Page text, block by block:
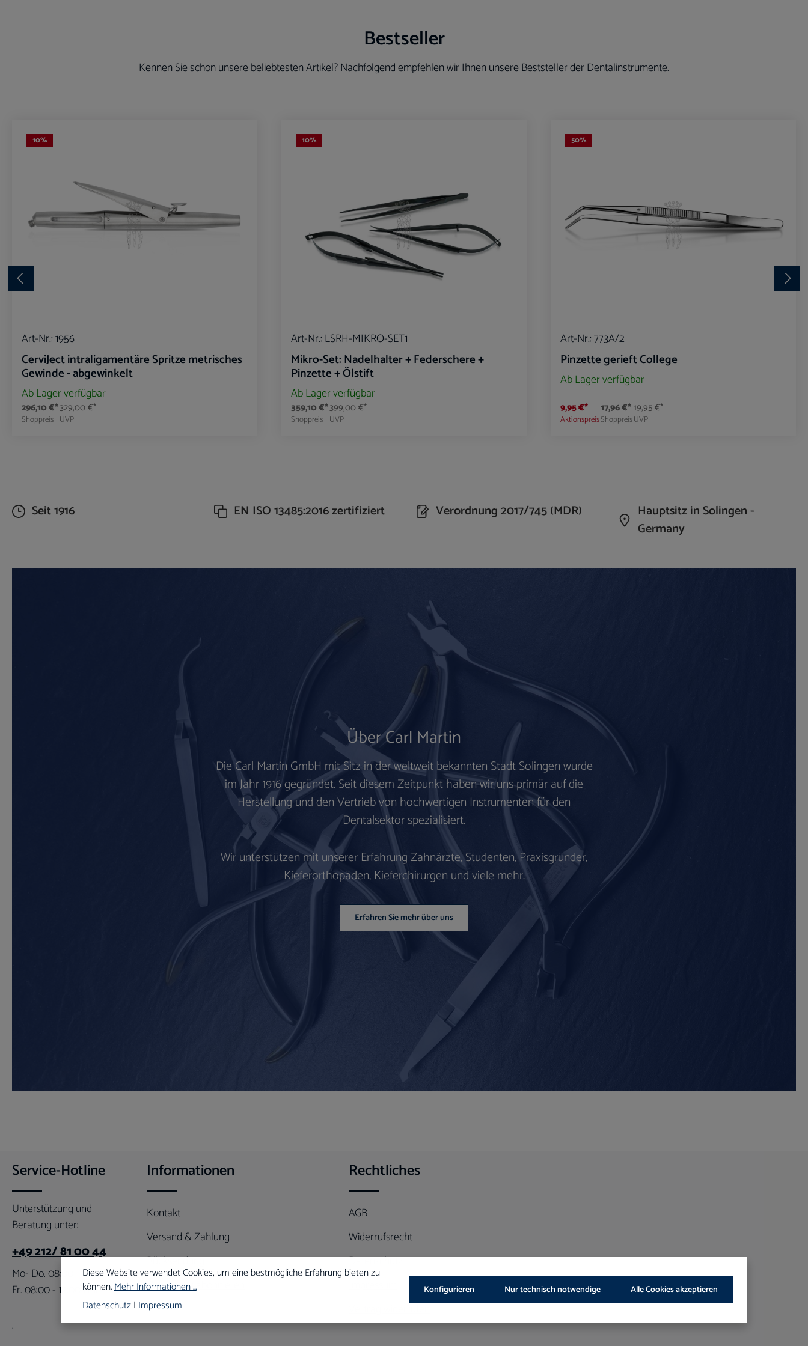
Bestseller
Kennen Sie schon unsere beliebtesten Artikel? Nachfolgend empfehlen wir Ihnen unsere Beststeller der Dentalinstrumente.
10%
Art-Nr.:1956
CerviJect intraligamentäre Spritze metrisches
Gewinde - abgewinkelt
Ab Lager verfügbar
296,10 €*
Shoppreis
329,00 €*
UVP
10%
Art-Nr.: LSRH-MIKRO-SET1
Mikro-Set: Nadelhalter + Federschere +
Pinzette + Ölstift
Ab Lager verfügbar
359,10 €*
Shoppreis
399,00 €*
UVP
50%
Art-Nr.:773A/2
Pinzette gerieft College
Ab Lager verfügbar
9,95 €*
Aktionspreis
17,96 €*
Shoppreis
19,95 €*
UVP
Seit 1916 EN ISO 13485:2016 zertifiziert Verordnung 2017/745 (MDR)
Hauptsitz in Solingen -
Germany
Über Carl Martin
Die Carl Martin GmbH mit Sitz in der weltweit bekannten Stadt Solingen wurde
im Jahr 1916 gegründet.Seit diesem Zeitpunkt haben wir uns primär auf die
Herstellung und den Vertrieb von hochwertigen Instrumenten für den
Dentalsektor spezialisiert.
Wir unterstützen mit unserer Erfahrung Zahnärzte, Studenten, Praxisgründer,
Kieferorthopäden, Kieferchirurgen und viele mehr.
Erfahren Sie mehr über uns
Service-Hotline
Unterstützung und
Beratung unter:
+49 212/ 81 00 44
Mo- Do. 08:00 - 16:00 Uhr
Fr. 08:00 - 12:00 Uhr
.
Informationen
Kontakt
Versand & Zahlung
Rücksendung
Newsletter abonnieren
Rechtliches
AGB
Widerrufsrecht
Datenschutz
Vertrag widerrufen
Diese Website verwendet Cookies, um eine bestmögliche Erfahrung bieten zu
können.Mehr Informationen ...
Datenschutz|Impressum
Nur technisch notwendige
Konfigurieren Alle Cookies akzeptieren